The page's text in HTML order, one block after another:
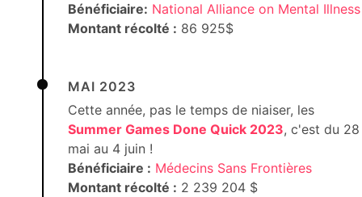
Bénéficiaire: National Alliance on Mental Illness
Montant récolté : 86 925$
MAI 2023
Cette année, pas le temps de niaiser, les
Summer Games Done Quick 2023, c'est du 28
mai au 4 juin !
Bénéficiaire : Médecins Sans Frontières
Montant récolté : 2 239 204 $